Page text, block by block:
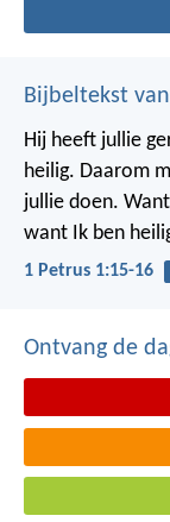
Bijbeltekst
Hij heeft jullie
heilig. Daarom
jullie doen.
want Ik ben
1 Petrus 1:15-16
Ontvang de